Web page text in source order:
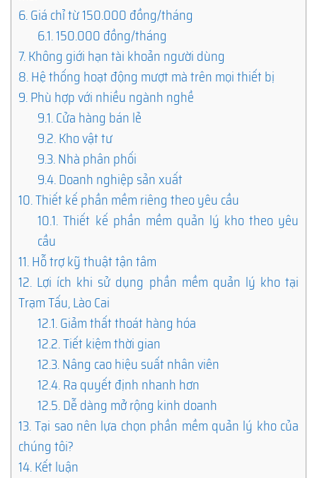
6.Giá chỉ từ 150.000 đồng/tháng
6.1.150.000 đồng/tháng
7.Không giới hạn tài khoản người dùng
8.Hệ thống hoạt động mượt mà trên mọi thiết bị
9.Phù hợp với nhiều ngành nghề
9.1.Cửa hàng bán lẻ
9.2.Kho vật tư
9.3.Nhà phân phối
9.4.Doanh nghiệp sản xuất
10.Thiết kế phần mềm riêng theo yêu cầu
10.1. Thiết kế phần mềm quản lý kho theo yêu
cầu
11.Hỗ trợ kỹ thuật tận tâm
12. Lợi ích khi sử dụng phần mềm quản lý kho tại
Trạm Tấu, Lào Cai
12.1.Giảm thất thoát hàng hóa
12.2.Tiết kiệm thời gian
12.3.Nâng cao hiệu suất nhân viên
12.4.Ra quyết định nhanh hơn
12.5.Dễ dàng mở rộng kinh doanh
13.Tại sao nên lựa chọn phần mềm quản lý kho của
chúng tôi?
14.Kết luận